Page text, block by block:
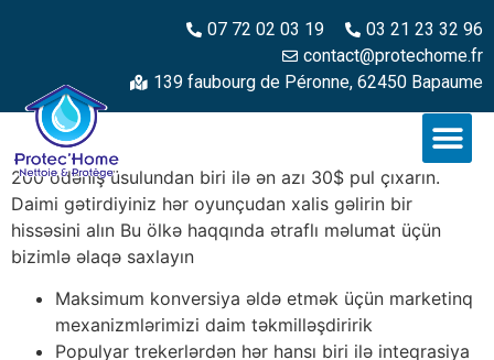
07 72 02 03 19
03 21 23 32 96
contact@protechome.fr
139 faubourg de Péronne, 62450 Bapaume
200 ödəniş üsulundan biri ilə ən azı 30$ pul çıxarın.
Daimi gətirdiyiniz hər oyunçudan xalis gəlirin bir
hissəsini alın Bu ölkə haqqında ətraflı məlumat üçün
bizimlə əlaqə saxlayın
Maksimum konversiya əldə etmək üçün marketinq
mexanizmlərimizi daim təkmilləşdiririk
Populyar trekerlərdən hər hansı biri ilə inteqrasiya